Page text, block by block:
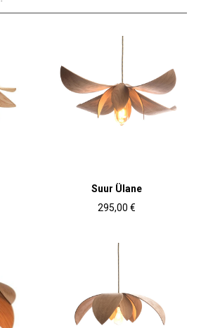
Suur Ülane
295,00 €